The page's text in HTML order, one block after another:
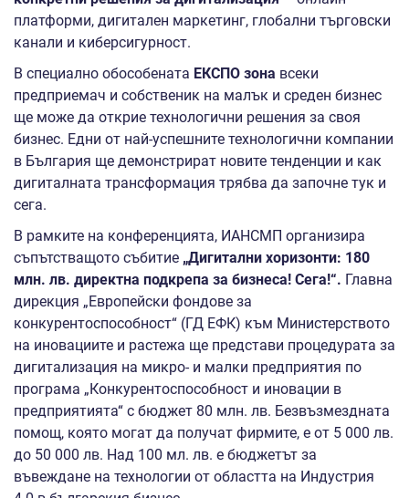
платформи, дигитален маркетинг, глобални търговски
канали и киберсигурност.
В специално обособената ЕКСПО зона всеки
предприемач и собственик на малък и среден бизнес
ще може да открие технологични решения за своя
бизнес. Едни от най-успешните технологични компании
в България ще демонстрират новите тенденции и как
дигиталната трансформация трябва да започне тук и
сега.
В рамките на конференцията, ИАНСМП организира
съпътстващото събитие „Дигитални хоризонти: 180
млн. лв. директна подкрепа за бизнеса! Сега!“. Главна
дирекция „Европейски фондове за
конкурентоспособност“ (ГД ЕФК) към Министерството
на иновациите и растежа ще представи процедурата за
дигитализация на микро- и малки предприятия по
програма „Конкурентоспособност и иновации в
предприятията“ с бюджет 80 млн. лв. Безвъзмездната
помощ, която могат да получат фирмите, е от 5 000 лв.
до 50 000 лв. Над 100 мл. лв. е бюджетът за
въвеждане на технологии от областта на Индустрия